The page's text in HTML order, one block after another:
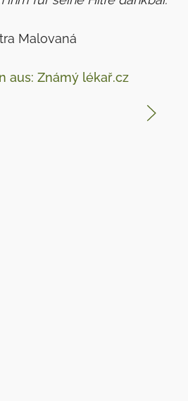
Malovaná
aus: Známý lékař.cz